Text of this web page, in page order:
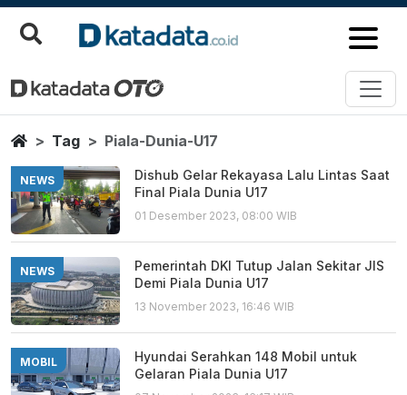
Piala Dunia U17
Berita Terbaru
HomeTag Piala-Dunia-U17
NEWS
Dishub Gelar Rekayasa Lalu Lintas Saat
Final Piala Dunia U17
01 Desember 2023, 08:00 WIB
NEWS
Pemerintah DKI Tutup Jalan Sekitar JIS
Demi Piala Dunia U17
13 November 2023, 16:46 WIB
MOBIL
Hyundai Serahkan 148 Mobil untuk
Gelaran Piala Dunia U17